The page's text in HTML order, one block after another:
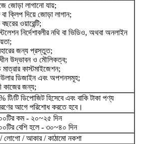
জোড়া লাগানো যায়;
বা ক্লিপ দিয়ে জোড়া লাগান;
ওয়ারেন্টি;
নির্দেশাবলীর নথি বা ভিডিও, অথবা অনলাইন
জন্য প্রস্তুত;
উদ্ভাবন ও মৌলিকত্ব;
মাত্রার কাস্টমাইজেশন;
ডিজাইন এবং অপশনসমূহ;
কাজের জন্য;
টি/টি ডিপোজিট হিসেবে এবং বাকি টাকা পণ্য
আগে পরিশোধ করতে হবে।
কম - ২০~২৫ দিন
বেশি হলে - ৩০~৪০ দিন
লোগো / আকার / কাঠামো নকশা